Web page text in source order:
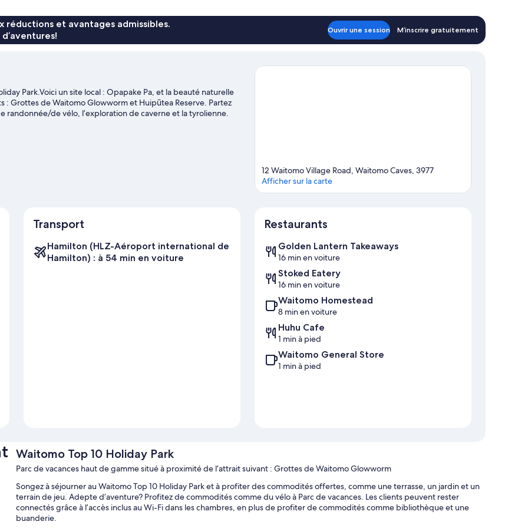
réductions et avantages admissibles.
Ouvrir une session M’inscrire gratuitement
Park.Voici un site local : Opapake Pa, et la beauté naturelle
Grottes de Waitomo Glowworm et Huipūtea Reserve. Partez
randonnée/de vélo, l’exploration de caverne et la tyrolienne.
12 Waitomo Village Road, Waitomo Caves, 3977
Afficher sur la carte
Transport
Hamilton (HLZ-Aéroport international de
Hamilton) : à 54 min en voiture
Restaurants
Golden Lantern Takeaways
16 min en voiture
Stoked Eatery
16 min en voiture
Waitomo Homestead
8 min en voiture
Huhu Cafe
1 min à pied
Waitomo General Store
1 min à pied
Waitomo Top 10 Holiday Park
Parc de vacances haut de gamme situé à proximité de l’attrait suivant : Grottes de Waitomo Glowworm
Songez à séjourner au Waitomo Top 10 Holiday Park et à profiter des commodités offertes, comme une terrasse, un jardin et un
terrain de jeu. Adepte d’aventure? Profitez de commodités comme du vélo à Parc de vacances. Les clients peuvent rester
connectés grâce à l’accès inclus au Wi-Fi dans les chambres, en plus de profiter de commodités comme bibliothèque et une
buanderie.